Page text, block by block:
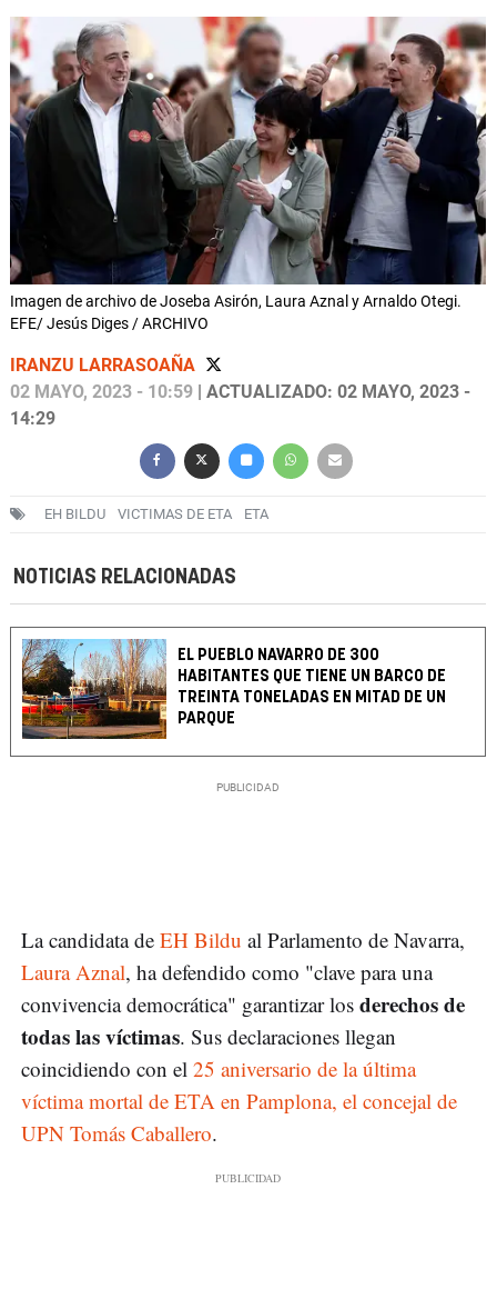
Imagen de archivo de Joseba Asirón, Laura Aznal y Arnaldo Otegi.
EFE/ Jesús Diges / ARCHIVO
IRANZU LARRASOAÑA
02 MAYO, 2023 - 10:59 | ACTUALIZADO: 02 MAYO, 2023 -
14:29
EH BILDU VICTIMAS DE ETA ETA
NOTICIAS RELACIONADAS
EL PUEBLO NAVARRO DE 300
HABITANTES QUE TIENE UN BARCO DE
TREINTA TONELADAS EN MITAD DE UN
PARQUE
La candidata de EH Bildu al Parlamento de Navarra,
Laura Aznal, ha defendido como "clave para una
convivencia democrática" garantizar los derechos de
todas las víctimas. Sus declaraciones llegan
coincidiendo con el 25 aniversario de la última
víctima mortal de ETA en Pamplona, el concejal de
UPN Tomás Caballero.